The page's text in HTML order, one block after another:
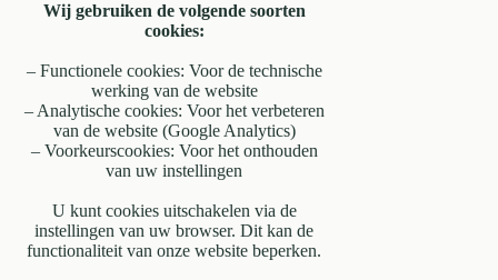
Wij gebruiken de volgende soorten
cookies:
– Functionele cookies: Voor de technische
werking van de website
– Analytische cookies: Voor het verbeteren
van de website (Google Analytics)
– Voorkeurscookies: Voor het onthouden
van uw instellingen
U kunt cookies uitschakelen via de
instellingen van uw browser. Dit kan de
functionaliteit van onze website beperken.